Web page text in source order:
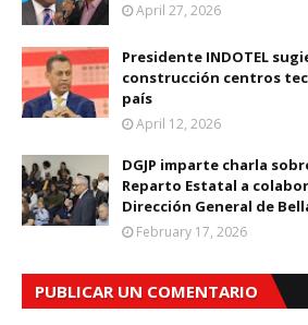
April 27, 2026
Presidente INDOTEL
construcción centros
país
April 12, 2026
DGJP imparte charla
Reparto Estatal a
Dirección General de
February 17, 2026
PUBLICAR UN COMENTARIO